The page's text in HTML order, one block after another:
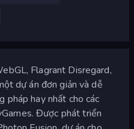
Flagrant Disregard,
dự án đơn giản và dễ
pháp hay nhất cho các
Được phát triển